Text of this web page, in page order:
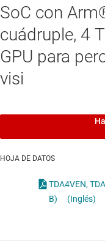
SoC con
cuádruple, 4
GPU para
visi
HOJA DE DATOS
TDA4VEN,
B)
(Inglés)